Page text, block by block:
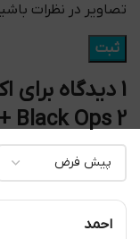
1 دیدگاه برای
Black Ops 2
احمد
تصاویر در نظرات